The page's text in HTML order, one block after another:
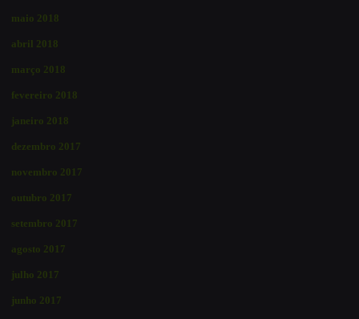
maio 2018
abril 2018
março 2018
fevereiro 2018
janeiro 2018
dezembro 2017
novembro 2017
outubro 2017
setembro 2017
agosto 2017
julho 2017
junho 2017